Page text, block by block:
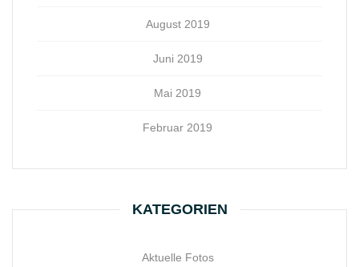
August 2019
Juni 2019
Mai 2019
Februar 2019
KATEGORIEN
Aktuelle Fotos